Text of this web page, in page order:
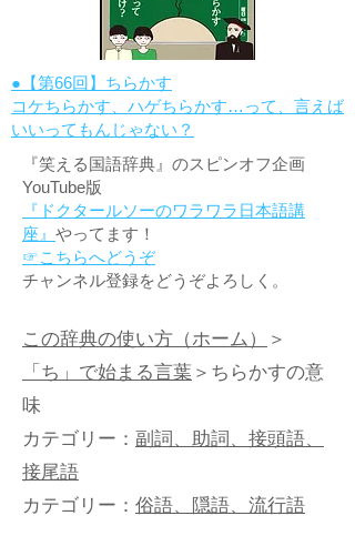
●【第66回】ちらかす
コケちらかす、ハゲちらかす…って、言えば
いいってもんじゃない？
『笑える国語辞典』のスピンオフ企画
YouTube版
『ドクタールソーのワラワラ日本語講
座』 やってます！
☞こちらへどうぞ
チャンネル登録をどうぞよろしく。
この辞典の使い方（ホーム）＞
「ち」で始まる言葉＞ちらかすの意
味
カテゴリー： 副詞、助詞、接頭語、
接尾語
カテゴリー： 俗語、隠語、流行語